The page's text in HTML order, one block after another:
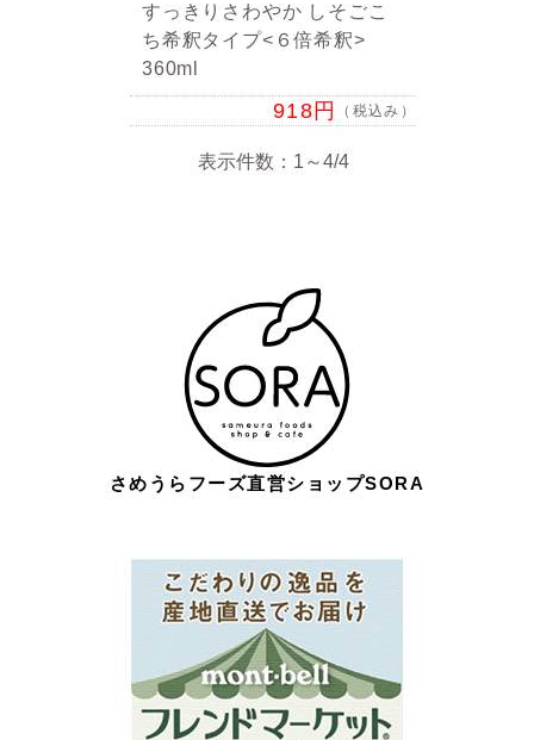
すっきりさわやか しそごこ
ち希釈タイプ<６倍希釈>
360ml
918円 （税込み）
表示件数：1～4/4
さめうらフーズ直営ショップSORA